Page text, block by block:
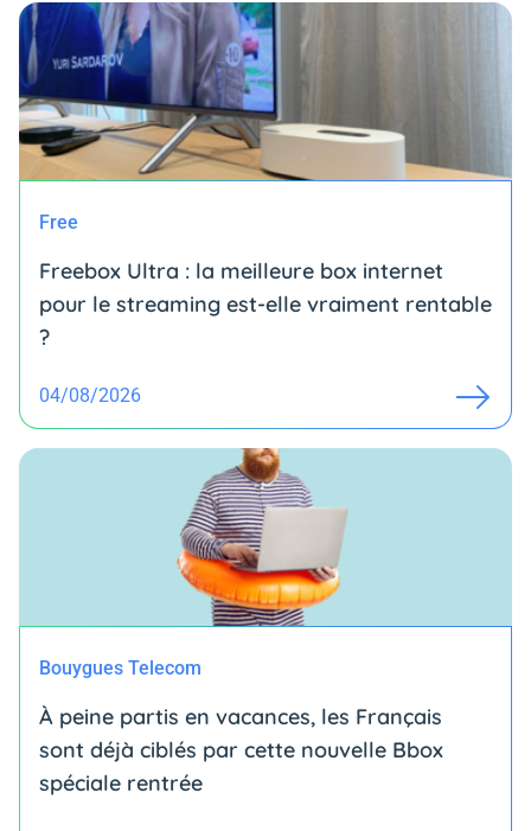
Free
Freebox Ultra : la meilleure box internet
pour le streaming est-elle vraiment rentable
?
04/08/2026
Bouygues Telecom
À peine partis en vacances, les Français
sont déjà ciblés par cette nouvelle Bbox
spéciale rentrée